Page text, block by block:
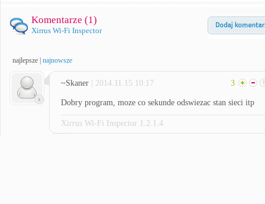
Komentarze (1)
Xirrus Wi-Fi Inspector
najlepsze najnowsze
~Skaner | 2014.11.15 10:17 3
Dobry program, moze co sekunde odswiezac stan sieci itp
Xirrus Wi-Fi Inspector 1.2.1.4